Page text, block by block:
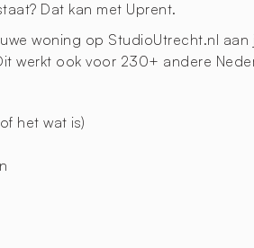
Dat kan met Uprent.
woning op StudioUtrecht.nl aan
ook voor 230+ andere
het wat is)